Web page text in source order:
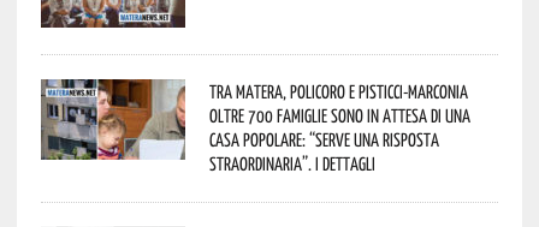
Tra Matera, Policoro e Pisticci-Marconia
oltre 700 famiglie sono in attesa di una
casa popolare: “serve una risposta
straordinaria”. I dettagli